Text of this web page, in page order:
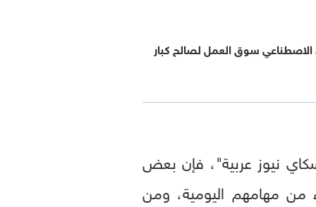
الاصطناعي سوق العمل لصالح كبار
نيوز عربية"، فإن بعض
من مهامهم اليومية، ومن